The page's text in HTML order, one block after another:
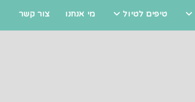
צור קשר מי אנחנו טיפים לטיול